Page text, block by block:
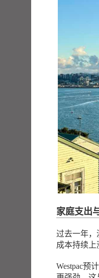
家庭支出
过去一年，
成本持续上
Westpac预